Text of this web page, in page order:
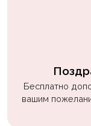
Бесплатно
вашим